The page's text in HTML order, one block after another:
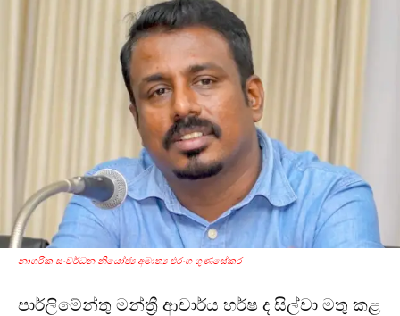
නාගරික සංවර්ධන නියෝජ්‍ය අමාත්‍ය එරංග ගුණසේකර
පාර්ලිමේන්තු මන්ත්‍රී ආචාර්ය හර්ෂ ද සිල්වා මතු කළ